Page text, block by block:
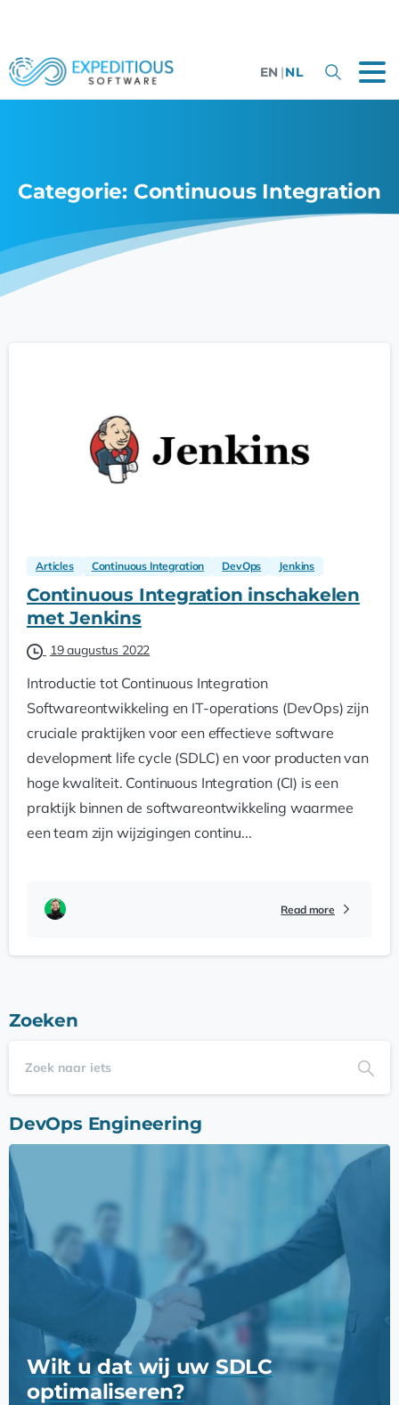
EN |NL
Categorie: Continuous Integration
Articles Continuous Integration DevOps Jenkins
Continuous Integration inschakelen
met Jenkins
19 augustus 2022
Introductie tot Continuous Integration
Softwareontwikkeling en IT-operations (DevOps) zijn
cruciale praktijken voor een effectieve software
development life cycle (SDLC) en voor producten van
hoge kwaliteit. Continuous Integration (CI) is een
praktijk binnen de softwareontwikkeling waarmee
een team zijn wijzigingen continu...
Read more
Zoeken
DevOps Engineering
Wilt u dat wij uw SDLC
optimaliseren?